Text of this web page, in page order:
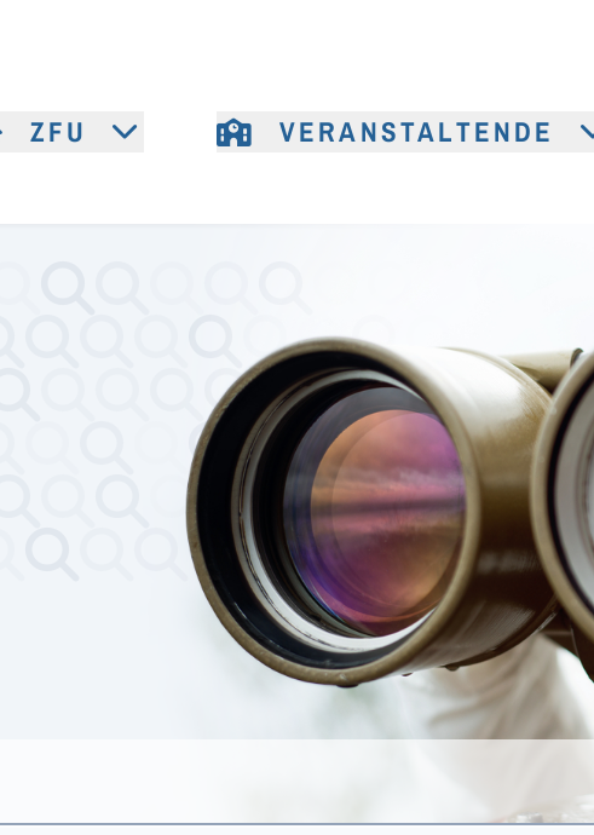
ZFU VERANSTALTENDE